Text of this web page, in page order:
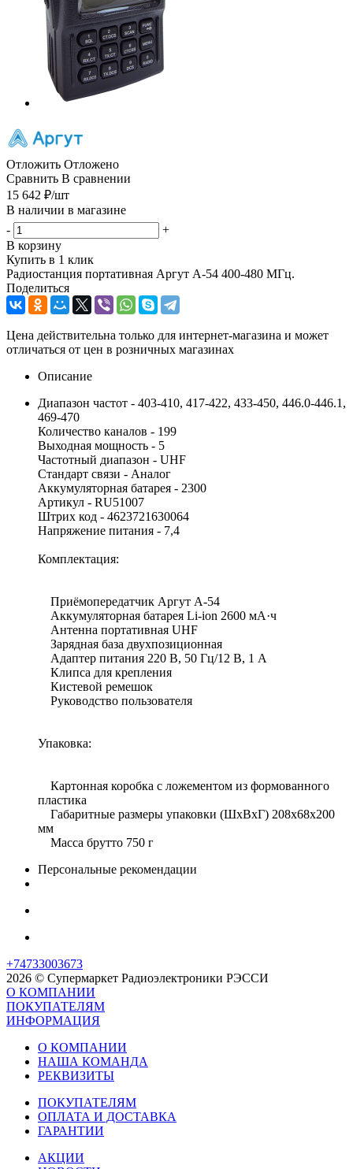
Отложить Отложено
Сравнить В сравнении
15 642 ₽/шт
В наличии в магазине
-
+
В корзину
Купить в 1 клик
Радиостанция портативная Аргут A-54 400-480 МГц.
Поделиться
Цена действительна только для интернет-магазина и может
отличаться от цен в розничных магазинах
Описание
Диапазон частот - 403-410, 417-422, 433-450, 446.0-446.1,
469-470
Количество каналов - 199
Выходная мощность - 5
Частотный диапазон - UHF
Cтандарт связи - Аналог
Аккумуляторная батарея - 2300
Артикул - RU51007
Штрих код - 4623721630064
Напряжение питания - 7,4
Комплектация:
Приёмопередатчик Аргут А-54
Аккумуляторная батарея Li-ion 2600 мА·ч
Антенна портативная UHF
Зарядная база двухпозиционная
Адаптер питания 220 В, 50 Гц/12 В, 1 А
Клипса для крепления
Кистевой ремешок
Руководство пользователя
Упаковка:
Картонная коробка с ложементом из формованного
пластика
Габаритные размеры упаковки (ШхВхГ) 208х68х200
мм
Масса брутто 750 г
Персональные рекомендации
+74733003673
2026 © Супермаркет Радиоэлектроники РЭССИ
О КОМПАНИИ
ПОКУПАТЕЛЯМ
ИНФОРМАЦИЯ
О КОМПАНИИ
НАША КОМАНДА
РЕКВИЗИТЫ
ПОКУПАТЕЛЯМ
ОПЛАТА И ДОСТАВКА
ГАРАНТИИ
АКЦИИ